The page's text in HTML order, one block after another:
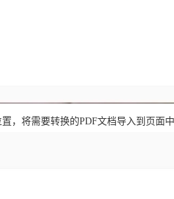
，将需要转换的PDF文档导入到页面